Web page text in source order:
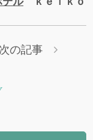
次の記事